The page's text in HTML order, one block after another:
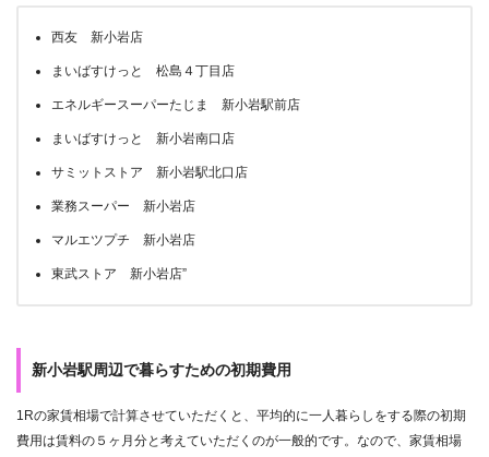
西友 新小岩店
まいばすけっと 松島４丁目店
エネルギースーパーたじま 新小岩駅前店
まいばすけっと 新小岩南口店
サミットストア 新小岩駅北口店
業務スーパー 新小岩店
マルエツプチ 新小岩店
東武ストア 新小岩店”
新小岩駅周辺で暮らすための初期費用
1Rの家賃相場で計算させていただくと、平均的に一人暮らしをする際の初期
費用は賃料の５ヶ月分と考えていただくのが一般的です。なので、家賃相場